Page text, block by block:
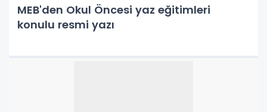
MEB'den Okul Öncesi yaz eğitimleri
konulu resmi yazı